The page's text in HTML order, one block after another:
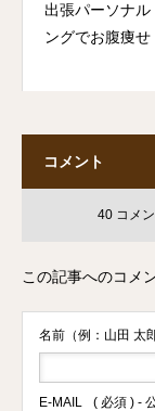
出張パーソナル
ングでお腹痩せ
コメント
40 コメン
この記事へのコメ
名前（例：山田 太郎
E-MAIL ( 必須 ) -